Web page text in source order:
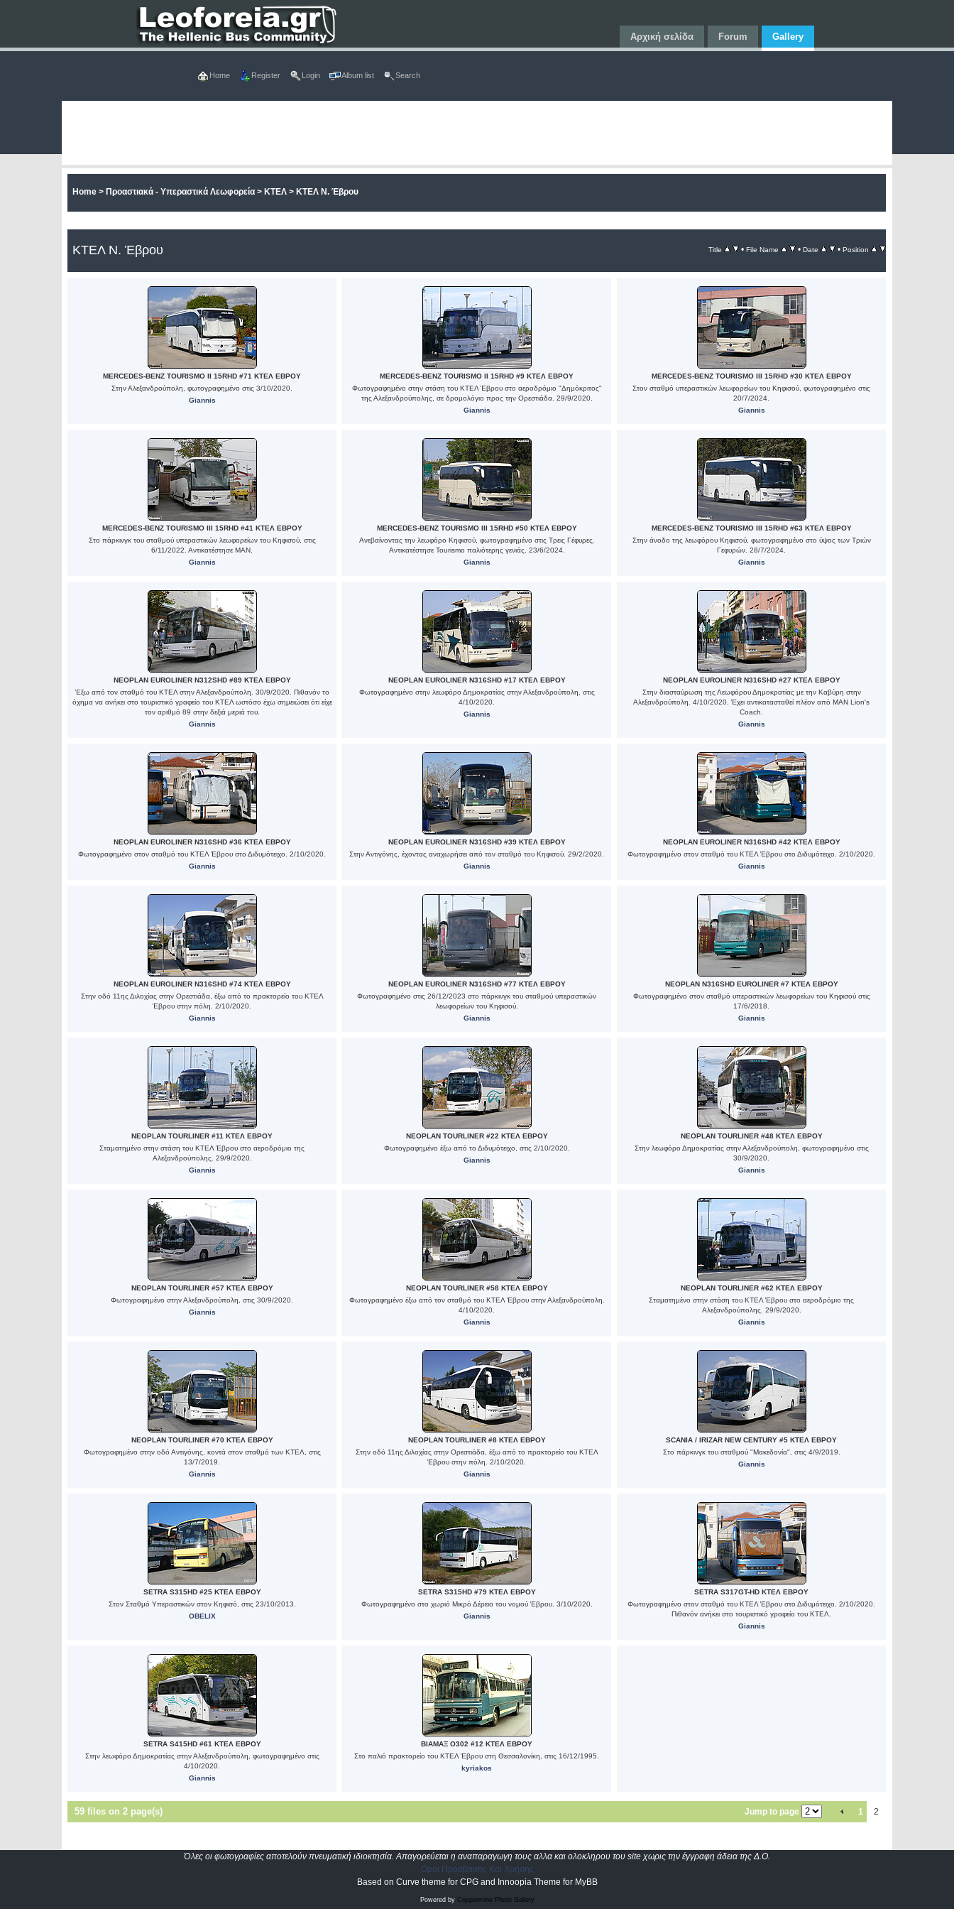
Αρχική σελίδα Forum Gallery
Home Register Login Album list Search
Home > Προαστιακά - Υπεραστικά Λεωφορεία > ΚΤΕΛ > ΚΤΕΛ Ν. Έβρου
ΚΤΕΛ Ν. Έβρου Title •File Name •Date •Position
MERCEDES-BENZ TOURISMO II 15RHD #71 ΚΤΕΛ ΕΒΡΟΥ
Στην Αλεξανδρούπολη, φωτογραφημένο στις 3/10/2020.
Giannis
MERCEDES-BENZ TOURISMO II 15RHD #9 ΚΤΕΛ ΕΒΡΟΥ
Φωτογραφημένο στην στάση του ΚΤΕΛ Έβρου στο αεροδρόμιο "Δημόκριτος"
της Αλεξανδρούπολης, σε δρομολόγιο προς την Ορεστιάδα. 29/9/2020.
Giannis
MERCEDES-BENZ TOURISMO III 15RHD #30 ΚΤΕΛ ΕΒΡΟΥ
Στον σταθμό υπεραστικών λεωφορείων του Κηφισού, φωτογραφημένο στις
20/7/2024.
Giannis
MERCEDES-BENZ TOURISMO III 15RHD #41 ΚΤΕΛ ΕΒΡΟΥ
Στο πάρκινγκ του σταθμού υπεραστικών λεωφορείων του Κηφισού, στις
6/11/2022. Αντικατέστησε MAN.
Giannis
MERCEDES-BENZ TOURISMO III 15RHD #50 ΚΤΕΛ ΕΒΡΟΥ
Ανεβαίνοντας την λεωφόρο Κηφισού, φωτογραφημένο στις Τρεις Γέφυρες.
Αντικατέστησε Tourismo παλιότερης γενιάς. 23/6/2024.
Giannis
MERCEDES-BENZ TOURISMO III 15RHD #63 ΚΤΕΛ ΕΒΡΟΥ
Στην άνοδο της λεωφόρου Κηφισού, φωτογραφημένο στο ύψος των Τριών
Γεφυρών. 28/7/2024.
Giannis
NEOPLAN EUROLINER N312SHD #89 ΚΤΕΛ ΕΒΡΟΥ
Έξω από τον σταθμό του ΚΤΕΛ στην Αλεξανδρούπολη. 30/9/2020. Πιθανόν το
όχημα να ανήκει στο τουριστικό γραφείο του ΚΤΕΛ ωστόσο έχω σημειώσει ότι είχε
τον αριθμό 89 στην δεξιά μεριά του.
Giannis
NEOPLAN EUROLINER N316SHD #17 ΚΤΕΛ ΕΒΡΟΥ
Φωτογραφημένο στην λεωφόρο Δημοκρατίας στην Αλεξανδρούπολη, στις
4/10/2020.
Giannis
NEOPLAN EUROLINER N316SHD #27 ΚΤΕΛ ΕΒΡΟΥ
Στην διασταύρωση της Λεωφόρου Δημοκρατίας με την Καβύρη στην
Αλεξανδρούπολη. 4/10/2020. Έχει αντικατασταθεί πλέον από MAN Lion's
Coach.
Giannis
NEOPLAN EUROLINER N316SHD #36 ΚΤΕΛ ΕΒΡΟΥ
Φωτογραφημένο στον σταθμό του ΚΤΕΛ Έβρου στο Διδυμότειχο. 2/10/2020.
Giannis
NEOPLAN EUROLINER N316SHD #39 ΚΤΕΛ ΕΒΡΟΥ
Στην Αντιγόνης, έχοντας αναχωρήσει από τον σταθμό του Κηφισού. 29/2/2020.
Giannis
NEOPLAN EUROLINER N316SHD #42 ΚΤΕΛ ΕΒΡΟΥ
Φωτογραφημένο στον σταθμό του ΚΤΕΛ Έβρου στο Διδυμότειχο. 2/10/2020.
Giannis
NEOPLAN EUROLINER N316SHD #74 ΚΤΕΛ ΕΒΡΟΥ
Στην οδό 11ης Διλοχίας στην Ορεστιάδα, έξω από το πρακτορείο του ΚΤΕΛ
Έβρου στην πόλη. 2/10/2020.
Giannis
NEOPLAN EUROLINER N316SHD #77 ΚΤΕΛ ΕΒΡΟΥ
Φωτογραφημένο στις 26/12/2023 στο πάρκινγκ του σταθμού υπεραστικών
λεωφορείων του Κηφισού.
Giannis
NEOPLAN N316SHD EUROLINER #7 ΚΤΕΛ ΕΒΡΟΥ
Φωτογραφημένο στον σταθμό υπεραστικών λεωφορείων του Κηφισού στις
17/6/2018.
Giannis
NEOPLAN TOURLINER #11 ΚΤΕΛ ΕΒΡΟΥ
Σταματημένο στην στάση του ΚΤΕΛ Έβρου στο αεροδρόμιο της
Αλεξανδρούπολης. 29/9/2020.
Giannis
NEOPLAN TOURLINER #22 ΚΤΕΛ ΕΒΡΟΥ
Φωτογραφημένο έξω από το Διδυμότειχο, στις 2/10/2020.
Giannis
NEOPLAN TOURLINER #48 ΚΤΕΛ ΕΒΡΟΥ
Στην λεωφόρο Δημοκρατίας στην Αλεξανδρούπολη, φωτογραφημένο στις
30/9/2020.
Giannis
NEOPLAN TOURLINER #57 ΚΤΕΛ ΕΒΡΟΥ
Φωτογραφημένο στην Αλεξανδρούπολη, στις 30/9/2020.
Giannis
NEOPLAN TOURLINER #58 ΚΤΕΛ ΕΒΡΟΥ
Φωτογραφημένο έξω από τον σταθμό του ΚΤΕΛ Έβρου στην Αλεξανδρούπολη.
4/10/2020.
Giannis
NEOPLAN TOURLINER #62 ΚΤΕΛ ΕΒΡΟΥ
Σταματημένο στην στάση του ΚΤΕΛ Έβρου στο αεροδρόμιο της
Αλεξανδρούπολης. 29/9/2020.
Giannis
NEOPLAN TOURLINER #70 ΚΤΕΛ ΕΒΡΟΥ
Φωτογραφημένο στην οδό Αντιγόνης, κοντά στον σταθμό των ΚΤΕΛ, στις
13/7/2019.
Giannis
NEOPLAN TOURLINER #8 ΚΤΕΛ ΕΒΡΟΥ
Στην οδό 11ης Διλοχίας στην Ορεστιάδα, έξω από το πρακτορείο του ΚΤΕΛ
Έβρου στην πόλη. 2/10/2020.
Giannis
SCANIA / IRIZAR NEW CENTURY #5 ΚΤΕΛ ΕΒΡΟΥ
Στο πάρκινγκ του σταθμού "Μακεδονία", στις 4/9/2019.
Giannis
SETRA S315HD #25 ΚΤΕΛ ΕΒΡΟΥ
Στον Σταθμό Υπεραστικών στον Κηφισό, στις 23/10/2013.
OBELIX
SETRA S315HD #79 ΚΤΕΛ ΕΒΡΟΥ
Φωτογραφημένο στο χωριό Μικρό Δέρειο του νομού Έβρου. 3/10/2020.
Giannis
SETRA S317GT-HD ΚΤΕΛ ΕΒΡΟΥ
Φωτογραφημένο στον σταθμό του ΚΤΕΛ Έβρου στο Διδυμότειχο. 2/10/2020.
Πιθανόν ανήκει στο τουριστικό γραφείο του ΚΤΕΛ.
Giannis
SETRA S415HD #61 ΚΤΕΛ ΕΒΡΟΥ
Στην λεωφόρο Δημοκρατίας στην Αλεξανδρούπολη, φωτογραφημένο στις
4/10/2020.
Giannis
ΒΙΑΜΑΞ O302 #12 ΚΤΕΛ ΕΒΡΟΥ
Στο παλιό πρακτορείο του ΚΤΕΛ Έβρου στη Θεσσαλονίκη, στις 16/12/1995.
kyriakos
59 files on 2 page(s) Jump to page 1 2
Όλες οι φωτογραφίες αποτελούν πνευματική ιδιοκτησία. Απαγορεύεται η αναπαραγωγη τους αλλα και ολοκληρου του site χωρις την έγγραφη άδεια της Δ.Ο.
Οροι Προσβασης Και Χρήσης
Based on Curve theme for CPG and Innoopia Theme for MyBB
Powered by Coppermine Photo Gallery